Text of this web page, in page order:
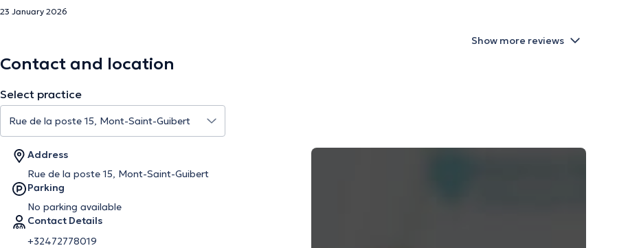
23 January 2026
Show more reviews
Contact and location
Select practice
Address
Rue de la poste 15, Mont-Saint-Guibert
Parking
No parking available
Contact Details
+32472778019